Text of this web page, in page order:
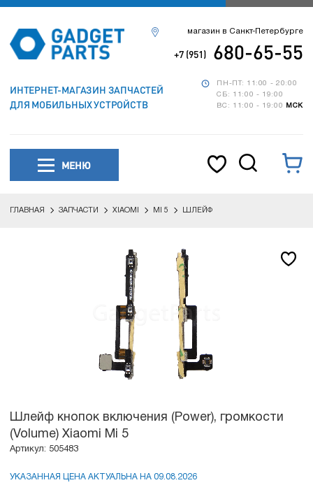
ИНТЕРНЕТ-МАГАЗИН ЗАПЧАСТЕЙ
ДЛЯ МОБИЛЬНЫХ УСТРОЙСТВ
ПН-ПТ: 11:00 - 20:00
СБ: 11:00 - 19:00
ВС: 11:00 - 19:00
МСК
магазин в Санкт-Петербурге
+7 (951) 680-65-55
МЕНЮ
ГЛАВНАЯ ЗАПЧАСТИ XIAOMI MI 5 ШЛЕЙФ
Шлейф кнопок включения (Power), громкости
(Volume) Xiaomi Mi 5
Артикул: 505483
УКАЗАННАЯ ЦЕНА АКТУАЛЬНА НА 09.08.2026